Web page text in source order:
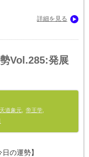
詳細を見る
Vol.285:発展
天道象元 帝王学
の運勢】‪